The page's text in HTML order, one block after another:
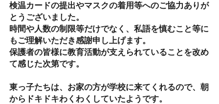
検温カードの提出やマスクの着用等へのご協力ありが
とうございました。
時間や人数の制限等だけでなく、私語を慎むこと等に
もご理解いただき感謝申し上げます。
保護者の皆様に教育活動が支えられていることを改め
て感じた次第です。
東っ子たちは、お家の方が学校に来てくれるので、朝
からドキドキわくわくしていたようです。